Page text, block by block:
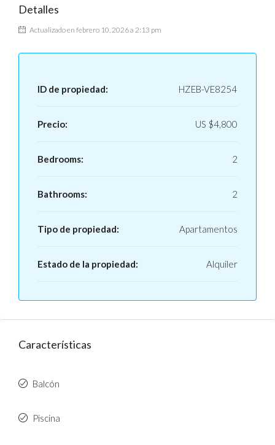
Detalles
Actualizado en febrero 10, 2026 a 2:13 pm
ID de propiedad: HZEB-VE8254
Precio: US $4,800
Bedrooms: 2
Bathrooms: 2
Tipo de propiedad: Apartamentos
Estado de la propiedad: Alquiler
Características
Balcón
Piscina